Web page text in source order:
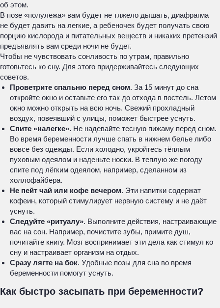
об этом.
В позе «полулежа» вам будет не тяжело дышать, диафрагма
не будет давить на легкие, а ребеночек будет получать свою
порцию кислорода и питательных веществ и никаких претензий
предъявлять вам среди ночи не будет.
Чтобы не чувствовать сонливость по утрам, правильно
готовьтесь ко сну. Для этого придерживайтесь следующих
советов.
Проветрите спальню перед сном. За 15 минут до сна
откройте окно и оставьте его так до отхода в постель. Летом
окно можно открыть на всю ночь. Свежий прохладный
воздух, повеявший с улицы, поможет быстрее уснуть.
Спите «налегке». Не надевайте тесную пижаму перед сном.
Во время беременности лучше спать в нижнем белье либо
вовсе без одежды. Если холодно, укройтесь тёплым
пуховым одеялом и наденьте носки. В теплую же погоду
спите под лёгким одеялом, например, сделанном из
холлофайбера.
Не пейт чай или кофе вечером. Эти напитки содержат
кофеин, который стимулирует нервную систему и не даёт
уснуть.
Следуйте «ритуалу». Выполните действия, настраивающие
вас на сон. Например, почистите зубы, примите душ,
почитайте книгу. Мозг воспринимает эти дела как стимул ко
сну и настраивает организм на отдых.
Сразу лягте на бок. Удобные позы для сна во время
беременности помогут уснуть.
Как быстро засыпать при беременности?